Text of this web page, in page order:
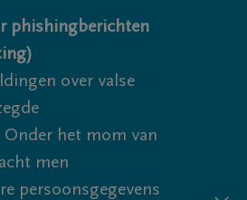
gaan
phishingberichten
over valse
Onder het mom van
men
persoonsgegevens